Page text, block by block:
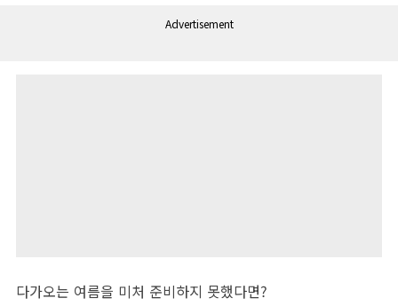
Advertisement
다가오는 여름을 미처 준비하지 못했다면?